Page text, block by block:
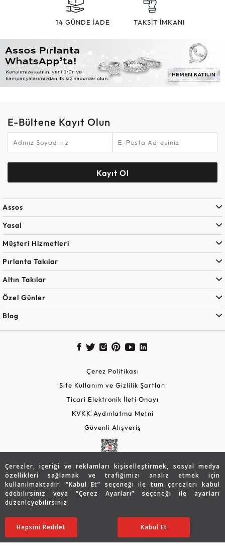
Çerezler, içeriği ve reklamları kişiselleştirmek, sosyal medya
özellikleri sağlamak ve trafiğimizi analiz etmek için
kullanılmaktadır. “Kabul Et” seçeneği ile tüm çerezleri kabul
edebilirsiniz veya “Çerez Ayarları” seçeneği ile ayarları
düzenleyebilirsiniz.
Ayarları Düzenle
Hepsini Reddet Kabul Et
36.253 TL
29.002TL SATIN ALIN
14 GÜNDE İADE TAKSİT İMKANI
E-Bültene Kayıt Olun
Kayıt Ol
Assos
Yasal
Müşteri Hizmetleri
Pırlanta Takılar
Altın Takılar
Özel Günler
Blog
Çerez Politikası
Site Kullanım ve Gizlilik Şartları
Ticari Elektronik İleti Onayı
KVKK Aydınlatma Metni
Güvenli Alışveriş
Copyright © 2026 Assos Pırlanta - Bu sitenin tüm hakları